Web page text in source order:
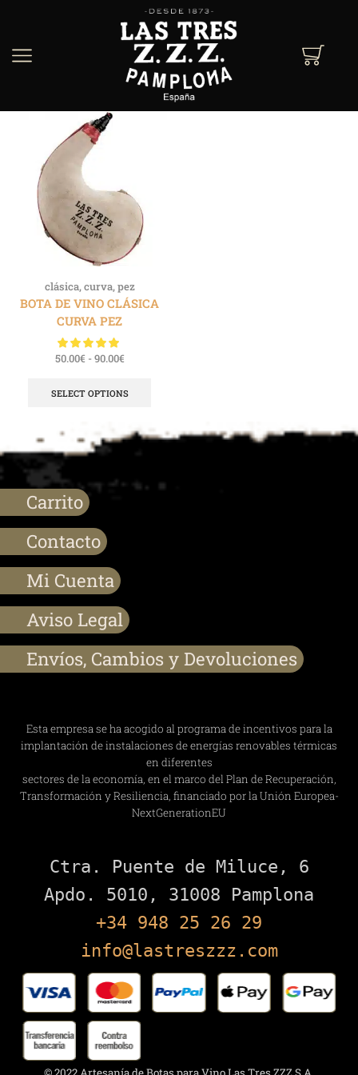
clásica,curva,pez
BOTA DE VINO CLÁSICA
CURVA PEZ
50.00€ - 90.00€
SELECT OPTIONS
Carrito
Contacto
Mi Cuenta
Aviso Legal
Envíos, Cambios y Devoluciones
Esta empresa se ha acogido al programa de incentivos para la
implantación de instalaciones de energías renovables térmicas
en diferentes
sectores de la economía, en el marco del Plan de Recuperación,
Transformación y Resiliencia, financiado por la Unión Europea-
NextGenerationEU
Ctra. Puente de Miluce, 6
+34 948 25 26 29
info@lastreszzz.com